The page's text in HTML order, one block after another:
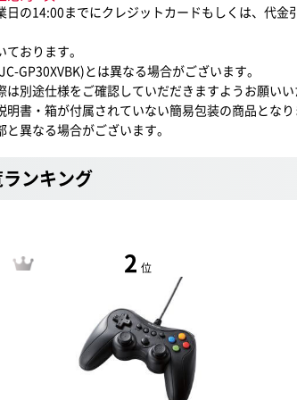
の14:00までにクレジットカードもしくは、代金
おります。
GP30XVBK)とは異なる場合がございます。
別途仕様をご確認していだだきますようお願いい
書・箱が付属されていない簡易包装の商品となり
異なる場合がございます。
ンキング
2 位